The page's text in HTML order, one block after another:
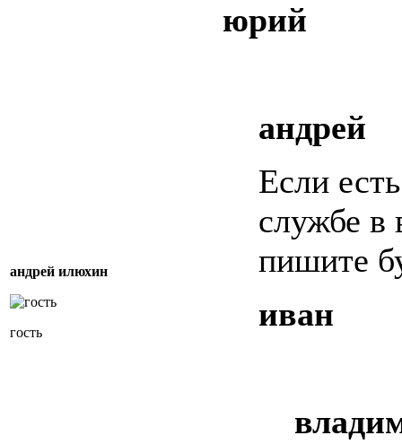
андрей илюхин
гость
юрий
андрей
Если
службе в
пишите
иван